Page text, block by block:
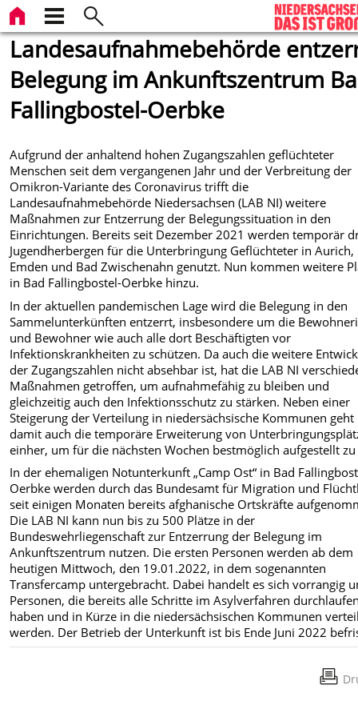
Landesaufnahmebehörde
Belegung im Ankunftszentrum
Fallingbostel-Oerbke
Aufgrund der anhaltend hohen Zugangszahlen geflüchteter
Menschen seit dem vergangenen Jahr und der Verbreitung der
Omikron-Variante des Coronavirus trifft die
Landesaufnahmebehörde Niedersachsen (LAB NI) weitere
Maßnahmen zur Entzerrung der Belegungssituation in den
Einrichtungen. Bereits seit Dezember 2021 werden temporär
Jugendherbergen für die Unterbringung Geflüchteter in Aurich,
Emden und Bad Zwischenahn genutzt. Nun kommen weitere
in Bad Fallingbostel-Oerbke hinzu.
In der aktuellen pandemischen Lage wird die Belegung in den
Sammelunterkünften entzerrt, insbesondere um die
und Bewohner wie auch alle dort Beschäftigten vor
Infektionskrankheiten zu schützen. Da auch die weitere
der Zugangszahlen nicht absehbar ist, hat die LAB NI
Maßnahmen getroffen, um aufnahmefähig zu bleiben und
gleichzeitig auch den Infektionsschutz zu stärken. Neben einer
Steigerung der Verteilung in niedersächsische Kommunen geht
damit auch die temporäre Erweiterung von
einher, um für die nächsten Wochen bestmöglich aufgestellt
In der ehemaligen Notunterkunft „Camp Ost“ in Bad
Oerbke werden durch das Bundesamt für Migration und
seit einigen Monaten bereits afghanische Ortskräfte
Die LAB NI kann nun bis zu 500 Plätze in der
Bundeswehrliegenschaft zur Entzerrung der Belegung im
Ankunftszentrum nutzen. Die ersten Personen werden ab dem
heutigen Mittwoch, den 19.01.2022, in dem sogenannten
Transfercamp untergebracht. Dabei handelt es sich vorrangig
Personen, die bereits alle Schritte im Asylverfahren
haben und in Kürze in die niedersächsischen Kommunen
werden. Der Betrieb der Unterkunft ist bis Ende Juni 2022